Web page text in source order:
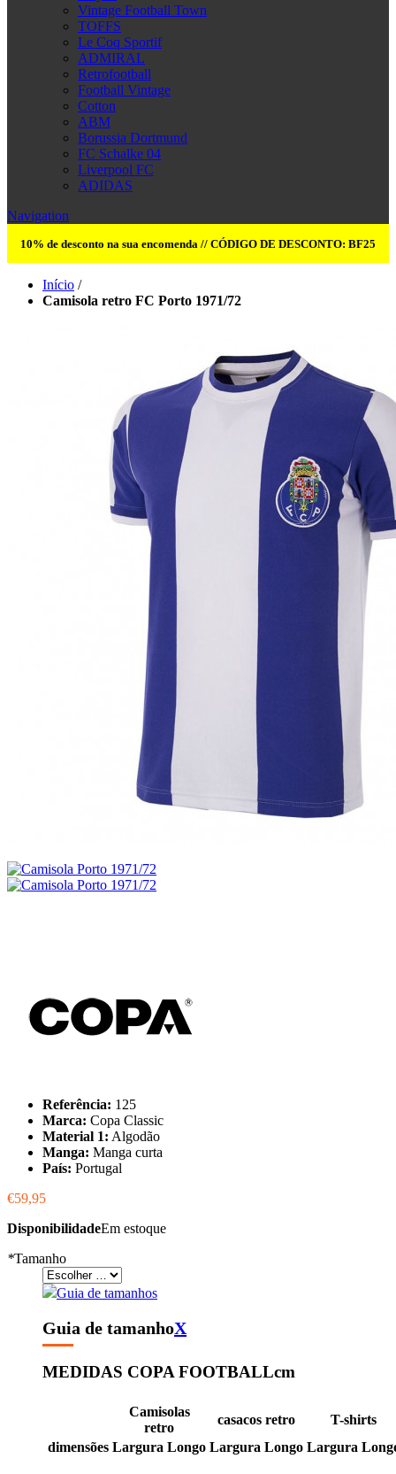
Vintage Football Town
TOFFS
Le Coq Sportif
ADMIRAL
Retrofootball
Football Vintage
Cotton
ABM
Borussia Dortmund
FC Schalke 04
Liverpool FC
ADIDAS
Navigation
10% de desconto na sua encomenda // CÓDIGO DE DESCONTO: BF25
Início /
Camisola retro FC Porto 1971/72
Referência: 125
Marca: Copa Classic
Material 1: Algodão
Manga: Manga curta
País: Portugal
€59,95
DisponibilidadeEm estoque
*Tamanho
Guia de tamanhos
Guia de tamanhoX
MEDIDAS COPA FOOTBALLcm
Camisolas
retro
casacos retro
T-shirts
dimensões Largura Longo Largura Longo Largura